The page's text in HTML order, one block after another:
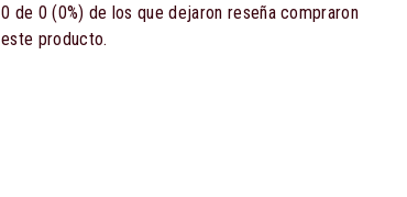
0 de 0 (0%) de los que dejaron reseña compraron
este producto.